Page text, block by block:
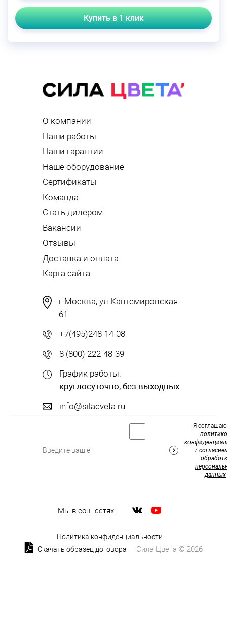
Купить в 1 клик
О компании
Наши работы
Наши гарантии
Наше оборудование
Сертификаты
Команда
Стать дилером
Вакансии
Отзывы
Доставка и оплата
Карта сайта
г.Москва, ул.Кантемировская
61
+7(495)248-14-08
8 (800) 222-48-39
График работы:
круглосуточно, без выходных
info@silacveta.ru
Мы в соц. сетях
Я
и
данных
Политика конфиденциальности
Скачать образец договора
Сила Цвета © 2026